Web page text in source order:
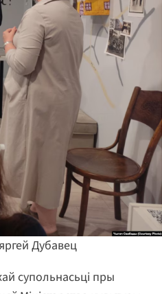
Дубавец
супольнасьці пры